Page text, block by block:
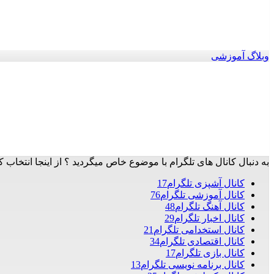
وبلاگ آموزشی
به دنبال کانال های تلگرام با موضوع خاص میگردید ؟ از اینجا انتخاب
کانال آشپزی تلگرام17
کانال آموزشی تلگرام76
کانال آهنگ تلگرام48
کانال اخبار تلگرام29
کانال استخدامی تلگرام 21
کانال اقتصادی تلگرام34
کانال بازی تلگرام17
کانال برنامه نویسی تلگرام13